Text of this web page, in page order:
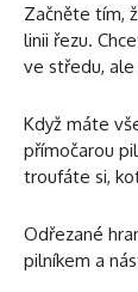
Začněte tím,
linii řezu.
ve středu,
Když máte
přímočarou
troufáte si,
Odřezané
pilníkem a